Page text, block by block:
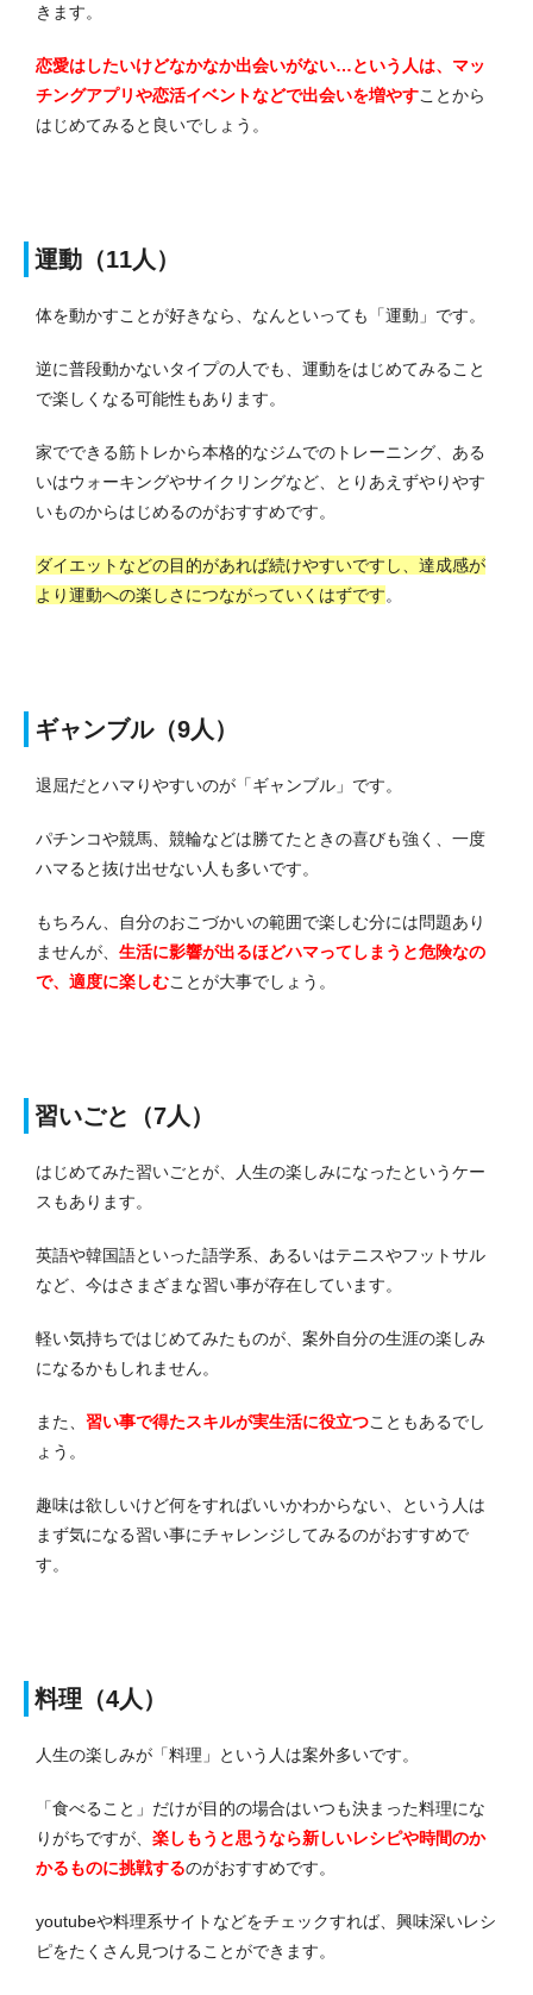
きます。
恋愛はしたいけどなかなか出会いがない…という人は、マッ
チングアプリや恋活イベントなどで出会いを増やすことから
はじめてみると良いでしょう。
運動（11人）
体を動かすことが好きなら、なんといっても「運動」です。
逆に普段動かないタイプの人でも、運動をはじめてみること
で楽しくなる可能性もあります。
家でできる筋トレから本格的なジムでのトレーニング、ある
いはウォーキングやサイクリングなど、とりあえずやりやす
いものからはじめるのがおすすめです。
ダイエットなどの目的があれば続けやすいですし、達成感が
より運動への楽しさにつながっていくはずです。
ギャンブル（9人）
退屈だとハマりやすいのが「ギャンブル」です。
パチンコや競馬、競輪などは勝てたときの喜びも強く、一度
ハマると抜け出せない人も多いです。
もちろん、自分のおこづかいの範囲で楽しむ分には問題あり
ませんが、 生活に影響が出るほどハマってしまうと危険なの
で、適度に楽しむことが大事でしょう。
習いごと（7人）
はじめてみた習いごとが、人生の楽しみになったというケー
スもあります。
英語や韓国語といった語学系、あるいはテニスやフットサル
など、今はさまざまな習い事が存在しています。
軽い気持ちではじめてみたものが、案外自分の生涯の楽しみ
になるかもしれません。
また、 習い事で得たスキルが実生活に役立つこともあるでし
ょう。
趣味は欲しいけど何をすればいいかわからない、という人は
まず気になる習い事にチャレンジしてみるのがおすすめで
す。
料理（4人）
人生の楽しみが「料理」という人は案外多いです。
「食べること」だけが目的の場合はいつも決まった料理にな
りがちですが、 楽しもうと思うなら新しいレシピや時間のか
かるものに挑戦するのがおすすめです。
youtubeや料理系サイトなどをチェックすれば、興味深いレシ
ピをたくさん見つけることができます。